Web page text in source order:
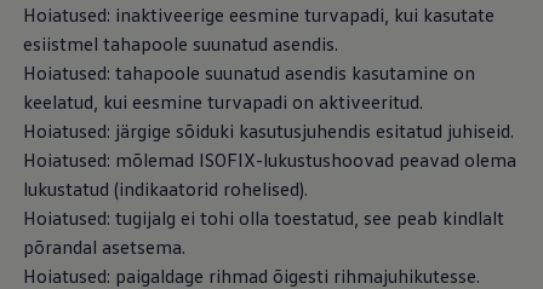
Hoiatused: inaktiveerige eesmine turvapadi, kui kasutate
esiistmel tahapoole suunatud asendis.
Hoiatused: tahapoole suunatud asendis kasutamine on
keelatud, kui eesmine turvapadi on aktiveeritud.
Hoiatused: järgige sõiduki kasutusjuhendis esitatud juhiseid.
Hoiatused: mõlemad ISOFIX-lukustushoovad peavad olema
lukustatud (indikaatorid rohelised).
Hoiatused: tugijalg ei tohi olla toestatud, see peab kindlalt
põrandal asetsema.
Hoiatused: paigaldage rihmad õigesti rihmajuhikutesse.